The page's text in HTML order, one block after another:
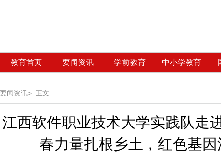
教育首页 要闻资讯 学前教育 中小学教育
要闻资讯> 正文
江西软件职业技术大学实践队走
春力量扎根乡土，红色基